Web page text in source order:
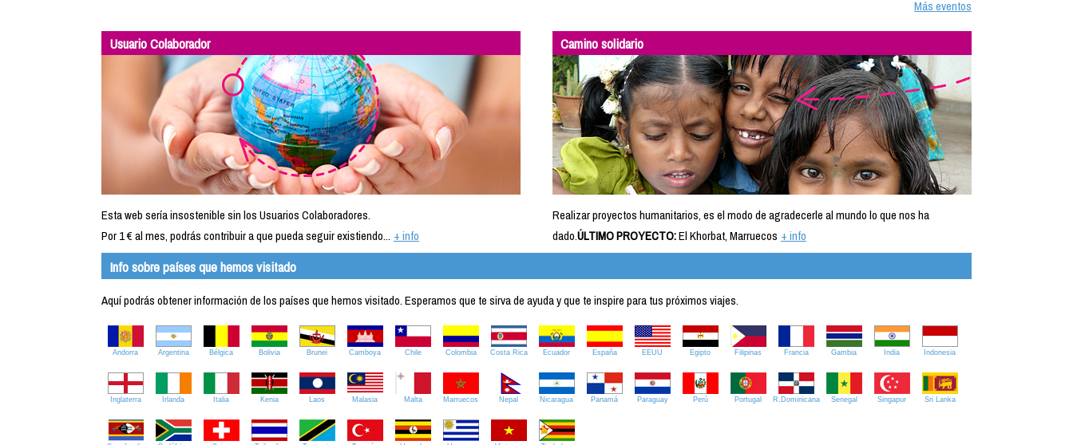
Más eventos
Usuario Colaborador
Esta web sería insostenible sin los Usuarios Colaboradores.
Por 1 € al mes, podrás contribuir a que pueda seguir existiendo... + info
Camino solidario
Realizar proyectos humanitarios, es el modo de agradecerle al mundo lo que nos ha
dado.ÚLTIMO PROYECTO:El Khorbat, Marruecos + info
Info sobre países que hemos visitado
Aquí podrás obtener información de los países que hemos visitado. Esperamos que te sirva de ayuda y que te inspire para tus próximos viajes.
Andorra Argentina Bélgica Bolivia Brunei Camboya Chile Colombia Costa Rica Ecuador España EEUU Egipto Filipinas Francia Gambia India Indonesia
Inglaterra Irlanda Italia Kenia Laos Malasia Malta Marruecos Nepal Nicaragua Panamá Paraguay Perú Portugal R.Dominicana Senegal Singapur Sri Lanka